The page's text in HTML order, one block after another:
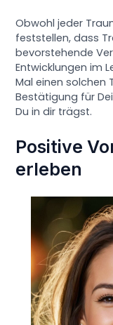
Obwohl jeder
feststellen, dass
bevorstehende
Entwicklungen im
Mal einen solchen
Bestätigung für
Du in dir trägst.
Positive
erleben